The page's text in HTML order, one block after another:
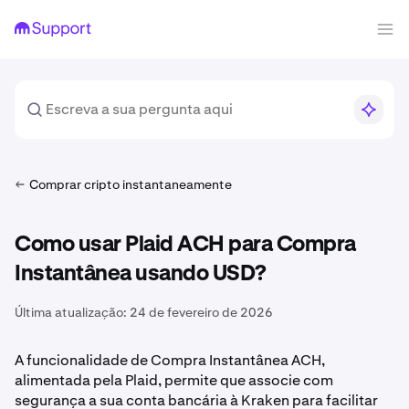
Comprar cripto instantaneamente
Como usar Plaid ACH para Compra
Instantânea usando USD?
Última atualização: 24 de fevereiro de 2026
A funcionalidade de Compra Instantânea ACH,
alimentada pela Plaid, permite que associe com
segurança a sua conta bancária à Kraken para facilitar